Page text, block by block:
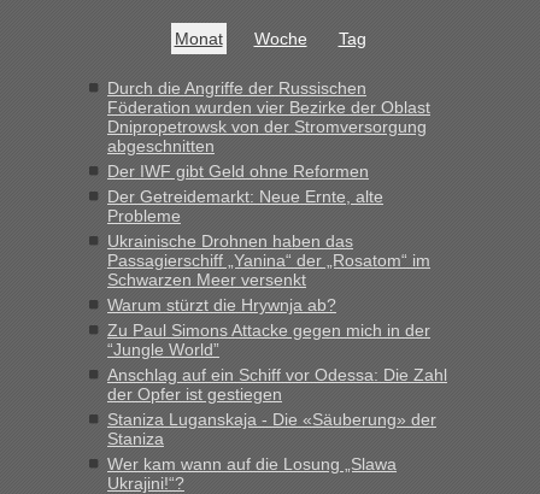
buchbar - warum auch immer ...
Hab´s versucht - bekomme aber immer angezeigt "auf dieser
Strecke fahren wir nicht"
MHG1023 inBerichte und Reisetipps • Re: Mit dem Zug in
die Ukraine
„Man sollte aber explizit dazu schreiben, daß es ein Zug von
LeoExpress ist - und nur auf deren Webseite kann man die
Fahrkarten kaufen. Zumindest ist es die erste Umsteigefreie
Verbindung von Deutschland...“
Recht, Visa und Dokumente • Re: Deklaration
gebrauchter Kleidung beim Zoll
„Vielen Dank, mit einem Briefchen meiner Frau im Gepäck
gab es keine Probleme“
Monat Woche Tag
Durch die Angriffe der Russischen
Föderation wurden vier Bezirke der Oblast
Dnipropetrowsk von der Stromversorgung
abgeschnitten
Der IWF gibt Geld ohne Reformen
Der Getreidemarkt: Neue Ernte, alte
Probleme
Ukrainische Drohnen haben das
Passagierschiff „Yanina“ der „Rosatom“ im
Schwarzen Meer versenkt
Warum stürzt die Hrywnja ab?
Zu Paul Simons Attacke gegen mich in der
“Jungle World”
Anschlag auf ein Schiff vor Odessa: Die Zahl
der Opfer ist gestiegen
Staniza Luganskaja - Die «Säuberung» der
Staniza
Wer kam wann auf die Losung „Slawa
Ukrajini!“?